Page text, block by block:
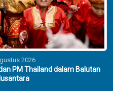
2026
PM Thailand dalam Balutan